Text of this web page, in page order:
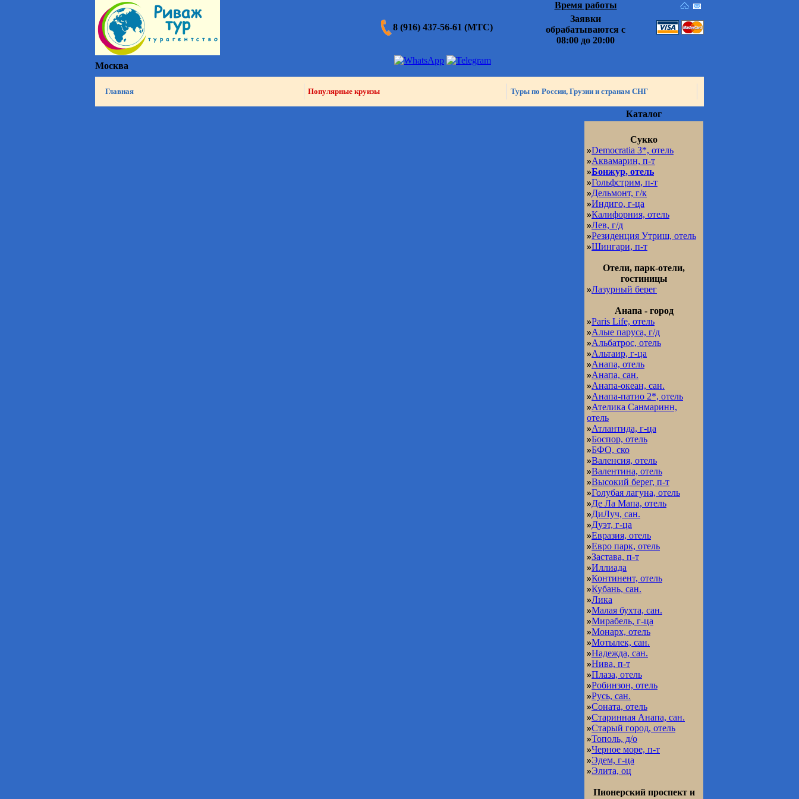
8 (916) 437-56-61 (МТС)
Время работы
Заявки
обрабатываются с
08:00 до 20:00
Москва
Главная Популярные круизы Туры по России, Грузии и странам СНГ
Каталог
Сукко
»Democratia 3*, отель
»Аквамарин, п-т
»Бонжур, отель
»Гольфстрим, п-т
»Дельмонт, г/к
»Индиго, г-ца
»Калифорния, отель
»Лев, г/д
»Резиденция Утриш, отель
»Шингари, п-т
Отели, парк-отели,
гостиницы
»Лазурный берег
Анапа - город
»Paris Life, отель
»Алые паруса, г/д
»Альбатрос, отель
»Альтаир, г-ца
»Анапа, отель
»Анапа, сан.
»Анапа-океан, сан.
»Анапа-патио 2*, отель
»Ателика Санмаринн,
отель
»Атлантида, г-ца
»Боспор, отель
»БФО, ско
»Валенсия, отель
»Валентина, отель
»Высокий берег, п-т
»Голубая лагуна, отель
»Де Ла Мапа, отель
»ДиЛуч, сан.
»Дуэт, г-ца
»Евразия, отель
»Евро парк, отель
»Застава, п-т
»Иллиада
»Континент, отель
»Кубань, сан.
»Лика
»Малая бухта, сан.
»Мирабель, г-ца
»Монарх, отель
»Мотылек, сан.
»Надежда, сан.
»Нива, п-т
»Плаза, отель
»Робинзон, отель
»Русь, сан.
»Соната, отель
»Старинная Анапа, сан.
»Старый город, отель
»Тополь, д/о
»Черное море, п-т
»Эдем, г-ца
»Элита, оц
Пионерский проспект и